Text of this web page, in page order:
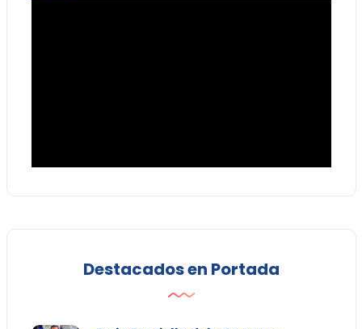
Destacados en Portada